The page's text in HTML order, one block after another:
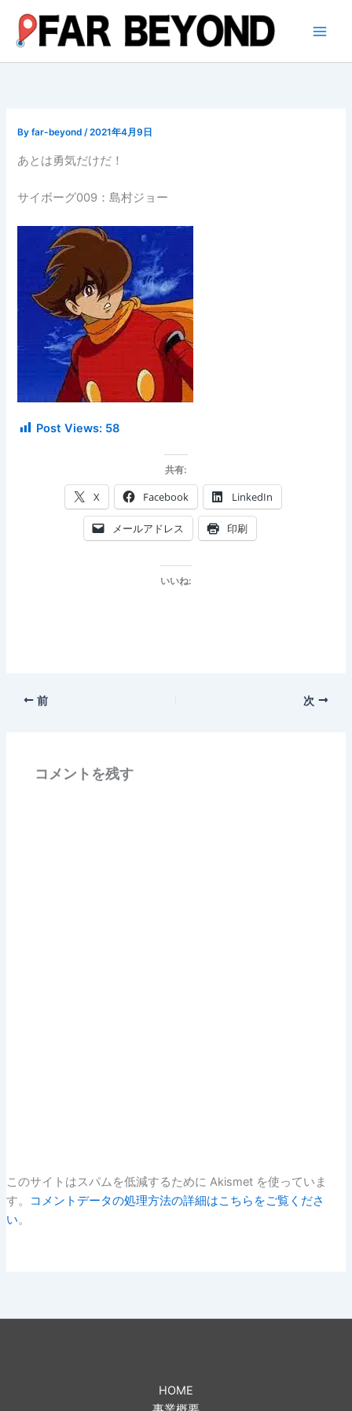
ス
Byfar-beyond/2021年4月9日
あとは勇気だけだ！
サイボーグ009：島村ジョー
Post Views: 58
共有:
X Facebook LinkedIn
メールアドレス 印刷
いいね:
前 次
コメントを残す
このサイトはスパムを低減するために Akismet を使っていま
す。
コメントデータの処理方法の詳細はこちらをご覧くださ
い。
HOME